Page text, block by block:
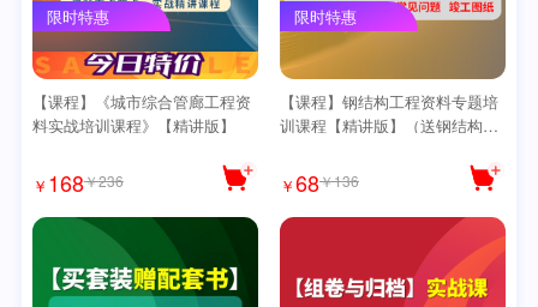
限时特惠
【课程】《城市综合管廊工程资
料实战培训课程》【精讲版】
￥ 168￥236
限时特惠
【课程】钢结构工程资料专题培
训课程【精讲版】（送钢结构思
￥68￥136